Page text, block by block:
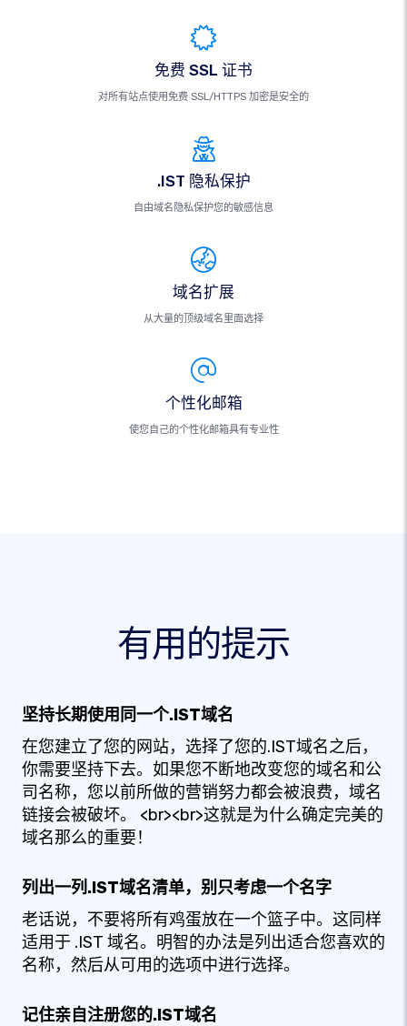
免费 SSL 证书
对所有站点使用免费 SSL/HTTPS 加密是安全的
.IST 隐私保护
自由域名隐私保护您的敏感信息
域名扩展
从大量的顶级域名里面选择
个性化邮箱
使您自己的个性化邮箱具有专业性
有用的提示
坚持长期使用同一个.IST域名
在您建立了您的网站，选择了您的.IST域名之后，
你需要坚持下去。如果您不断地改变您的域名和公
司名称，您以前所做的营销努力都会被浪费，域名
链接会被破坏。 <br><br>这就是为什么确定完美的
域名那么的重要！
列出一列.IST域名清单，别只考虑一个名字
老话说，不要将所有鸡蛋放在一个篮子中。这同样
适用于 .IST 域名。明智的办法是列出适合您喜欢的
名称，然后从可用的选项中进行选择。
记住亲自注册您的.IST域名